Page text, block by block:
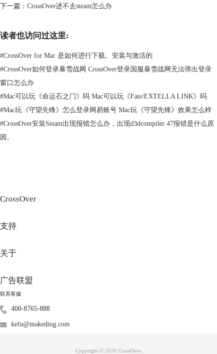
CrossOver的安装则要简便的多，就像正常下载软件一样，通过中文网站
二、使用方法
选择要开启的Win系统，因为选择不同的Win系统，里面的数据是不相同
的。等待Win系统开启，进入Win系统后，还要下载安装需要的应用。
下一篇： CrossOver进不去steam怎么办
读者也访问过这里:
#CrossOver for Mac 是如何进行下载、安装与激活的
#CrossOver如何登录暴雪战网 CrossOver登录国服暴雪战网无法弹出登录
窗口怎么办
#Mac可以玩《命运石之门》吗 Mac可以玩《Fate/EXTELLA LINK》吗
#Mac玩《守望先锋》怎么登录网易账号 Mac玩《守望先锋》效果怎么样
#CrossOver安装Steam出现报错怎么办，出现d3dcompiler 47报错是什么原
因。
CrossOver
支持
关于
广告联盟
联系客服
400-8765-888
kefu@makeding.com
Copyright © 2026 CrossOver